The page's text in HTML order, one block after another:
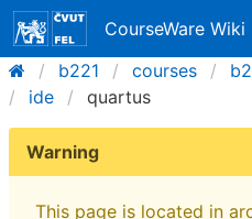
CourseWare Wiki
b221
courses
ide
quartus
Warning
This page is located in